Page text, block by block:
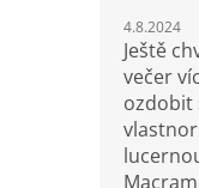
4.8.2024
Ještě
večer
ozdobit